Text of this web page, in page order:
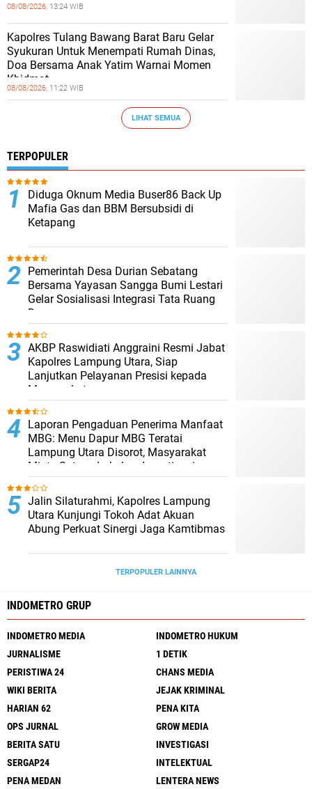
08/08/2026, 13:24 WIB
Kapolres Tulang Bawang Barat Baru Gelar
Syukuran Untuk Menempati Rumah Dinas,
Doa Bersama Anak Yatim Warnai Momen
Khidmat
08/08/2026, 11:22 WIB
LIHAT SEMUA
TERPOPULER
Diduga Oknum Media Buser86 Back Up
Mafia Gas dan BBM Bersubsidi di
Ketapang
Pemerintah Desa Durian Sebatang
Bersama Yayasan Sangga Bumi Lestari
Gelar Sosialisasi Integrasi Tata Ruang
Desa
AKBP Raswidiati Anggraini Resmi Jabat
Kapolres Lampung Utara, Siap
Lanjutkan Pelayanan Presisi kepada
Masyarakat
Laporan Pengaduan Penerima Manfaat
MBG: Menu Dapur MBG Teratai
Lampung Utara Disorot, Masyarakat
Minta Satgas Lakukan Investigasi
Jalin Silaturahmi, Kapolres Lampung
Utara Kunjungi Tokoh Adat Akuan
Abung Perkuat Sinergi Jaga Kamtibmas
TERPOPULER LAINNYA
INDOMETRO GRUP
INDOMETRO MEDIA
INDOMETRO HUKUM
JURNALISME
1 DETIK
PERISTIWA 24
CHANS MEDIA
WIKI BERITA
JEJAK KRIMINAL
HARIAN 62
PENA KITA
OPS JURNAL
GROW MEDIA
BERITA SATU
INVESTIGASI
SERGAP24
INTELEKTUAL
PENA MEDAN
LENTERA NEWS